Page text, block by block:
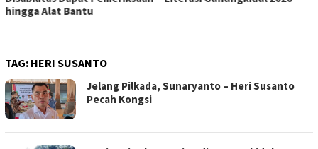
hingga Alat Bantu
TAG: HERI SUSANTO
Jelang Pilkada, Sunaryanto – Heri Susanto
Pecah Kongsi